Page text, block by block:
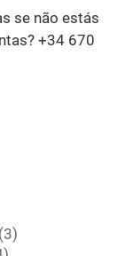
se não estás
+34 670
(3)